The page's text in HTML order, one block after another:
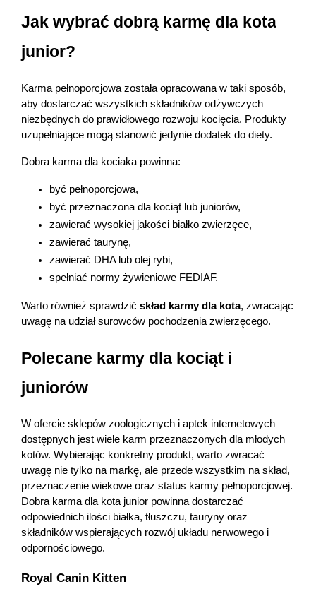
Jak wybrać dobrą karmę dla kota
junior?
Karma pełnoporcjowa została opracowana w taki sposób,
aby dostarczać wszystkich składników odżywczych
niezbędnych do prawidłowego rozwoju kocięcia. Produkty
uzupełniające mogą stanowić jedynie dodatek do diety.
Dobra karma dla kociaka powinna:
być pełnoporcjowa,
być przeznaczona dla kociąt lub juniorów,
zawierać wysokiej jakości białko zwierzęce,
zawierać taurynę,
zawierać DHA lub olej rybi,
spełniać normy żywieniowe FEDIAF.
Warto również sprawdzić skład karmy dla kota, zwracając
uwagę na udział surowców pochodzenia zwierzęcego.
Polecane karmy dla kociąt i
juniorów
W ofercie sklepów zoologicznych i aptek internetowych
dostępnych jest wiele karm przeznaczonych dla młodych
kotów. Wybierając konkretny produkt, warto zwracać
uwagę nie tylko na markę, ale przede wszystkim na skład,
przeznaczenie wiekowe oraz status karmy pełnoporcjowej.
Dobra karma dla kota junior powinna dostarczać
odpowiednich ilości białka, tłuszczu, tauryny oraz
składników wspierających rozwój układu nerwowego i
odpornościowego.
Royal Canin Kitten